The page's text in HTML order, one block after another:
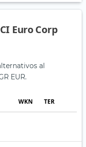
Euro Corp
al
EUR.
WKN TER